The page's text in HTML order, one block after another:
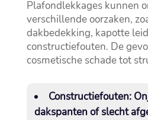
Plafondlekkages kunnen
verschillende oorzaken,
dakbedekking, kapotte
constructiefouten.​ De
cosmetische schade tot
Constructiefouten:
dakspanten of slecht